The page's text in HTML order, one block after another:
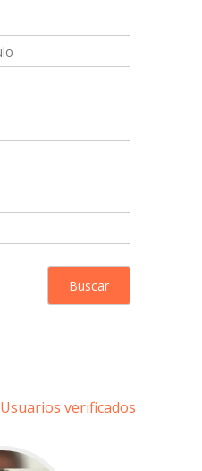
Usuarios verificados